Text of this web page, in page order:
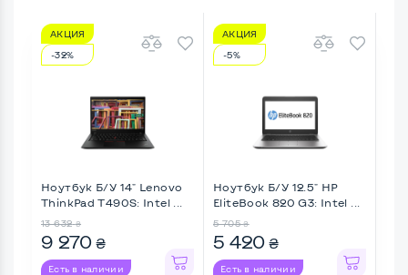
АКЦИЯ
-32%
Ноутбук Б/У 14" Lenovo
ThinkPad T490S: Intel ...
13 632 ₴
9 270 ₴
Есть в наличии
АКЦИЯ
-5%
Ноутбук Б/У 12.5" HP
EliteBook 820 G3: Intel ...
5 705 ₴
5 420 ₴
Есть в наличии